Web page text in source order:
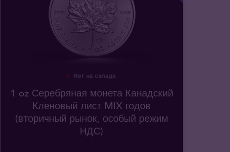
Нет на складе
1 oz Серебряная монета Канадский
Кленовый лист MIX годов
(вторичный рынок, особый режим
НДС)